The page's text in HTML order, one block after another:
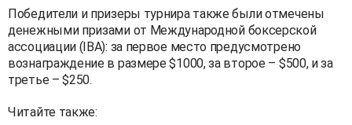
Победители и призеры турнира также были отмечены
денежными призами от Международной боксерской
ассоциации (IBA): за первое место предусмотрено
вознаграждение в размере $1000, за второе – $500, и за
третье – $250.
Читайте также: